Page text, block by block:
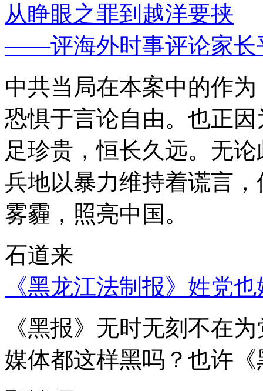
从睁眼之罪到越洋要挟
——评海外时事评论家长
中共当局在本案中的作
恐惧于言论自由。也正
足珍贵，恒长久远。无
兵地以暴力维持着谎言
雾霾，照亮中国。
石道来
《黑龙江法制报》姓党
《黑报》无时无刻不在
媒体都这样黑吗？也许